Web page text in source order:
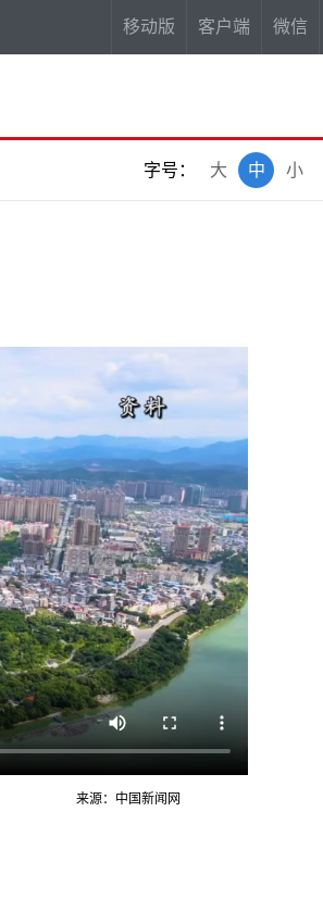
移动版 客户端 微信
字号： 小
中
大
来源：中国新闻网